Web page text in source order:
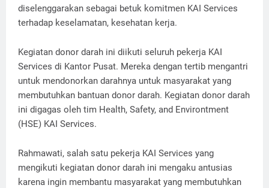
diselenggarakan sebagai betuk komitmen KAI Services
terhadap keselamatan, kesehatan kerja.
Kegiatan donor darah ini diikuti seluruh pekerja KAI
Services di Kantor Pusat. Mereka dengan tertib mengantri
untuk mendonorkan darahnya untuk masyarakat yang
membutuhkan bantuan donor darah. Kegiatan donor darah
ini digagas oleh tim Health, Safety, and Environtment
(HSE) KAI Services.
Rahmawati, salah satu pekerja KAI Services yang
mengikuti kegiatan donor darah ini mengaku antusias
karena ingin membantu masyarakat yang membutuhkan